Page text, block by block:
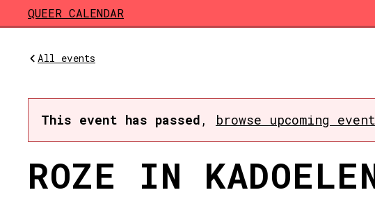
Skip to main content
QUEER CALENDAR
All events
This event has passed , browse upcoming
ROZE IN